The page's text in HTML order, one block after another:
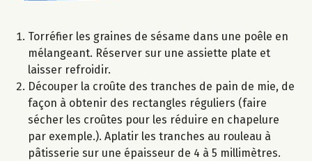
Torréfier les graines de sésame dans une poêle en
mélangeant. Réserver sur une assiette plate et
laisser refroidir.
Découper la croûte des tranches de pain de mie, de
façon à obtenir des rectangles réguliers (faire
sécher les croûtes pour les réduire en chapelure
par exemple.). Aplatir les tranches au rouleau à
pâtisserie sur une épaisseur de 4 à 5 millimètres.